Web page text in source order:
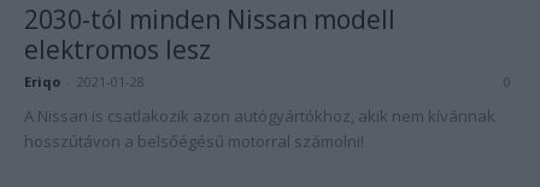
2030-tól minden Nissan modell
elektromos lesz
Eriqo 2021-01-28 0
A Nissan is csatlakozik azon autógyártókhoz, akik nem kívánnak
hosszútávon a belsőégésű motorral számolni!